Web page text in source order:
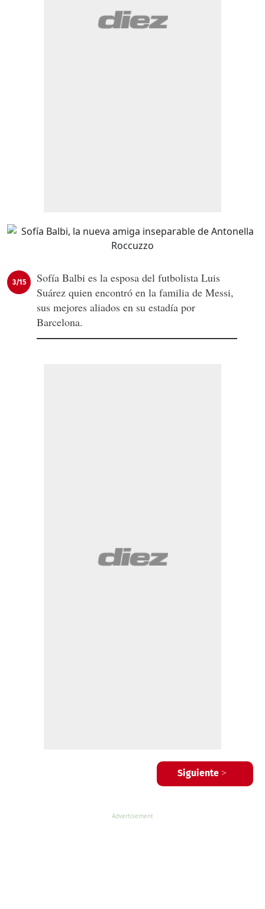
3/15
Sofía Balbi es la esposa del futbolista Luis
Suárez quien encontró en la familia de Messi,
sus mejores aliados en su estadía por
Barcelona.
Siguiente >